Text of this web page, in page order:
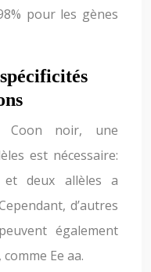
pour les gènes
Coon noir, une
est nécessaire:
deux allèles a
d’autres
également
Ee aa.